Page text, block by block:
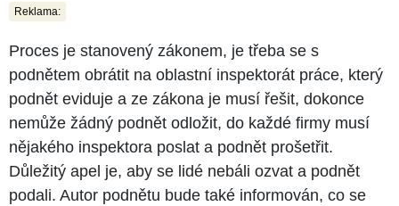
Reklama:
Proces je stanovený zákonem, je třeba se s
podnětem obrátit na oblastní inspektorát práce, který
podnět eviduje a ze zákona je musí řešit, dokonce
nemůže žádný podnět odložit, do každé firmy musí
nějakého inspektora poslat a podnět prošetřit.
Důležitý apel je, aby se lidé nebáli ozvat a podnět
podali. Autor podnětu bude také informován, co se